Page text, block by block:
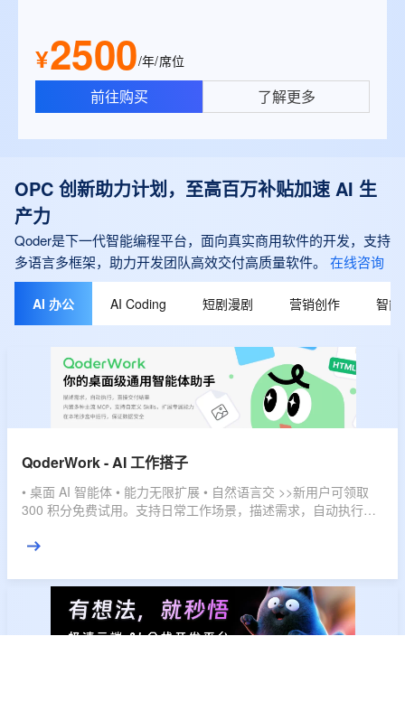
¥2500/年/席位
前往购买 了解更多
OPC 创新助力计划，至高百万补贴加速 AI 生
产力
Qoder是下一代智能编程平台，面向真实商用软件的开发，支持
多语言多框架，助力开发团队高效交付高质量软件。
在线咨询
AI 办公 AI Coding 短剧漫剧 营销创作 智能
QoderWork - AI 工作搭子
• 桌面 AI 智能体 • 能力无限扩展 • 自然语言交 >>新用户可领取
300 积分免费试用。支持日常工作场景，描述需求，自动执行，